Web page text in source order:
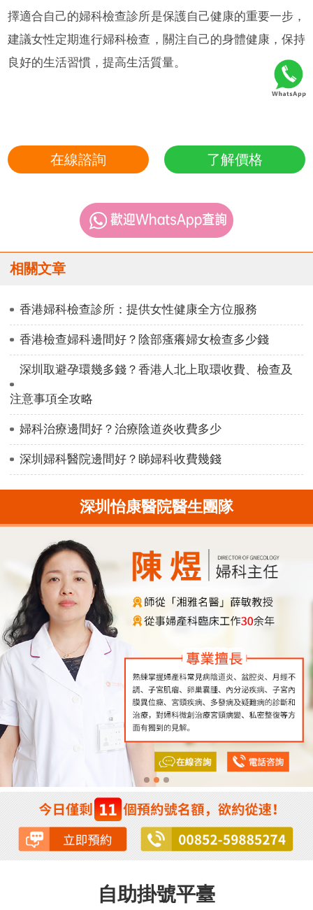
擇適合自己的婦科檢查診所是保護自己健康的重要一步，
建議女性定期進行婦科檢查，關注自己的身體健康，保持
良好的生活習慣，提高生活質量。
在線諮詢 了解價格
相關文章
香港婦科檢查診所：提供女性健康全方位服務
香港檢查婦科邊間好？陰部瘙癢婦女檢查多少錢
深圳取避孕環幾多錢？香港人北上取環收費、檢查及
注意事項全攻略
婦科治療邊間好？治療陰道炎收費多少
深圳婦科醫院邊間好？睇婦科收費幾錢
深圳怡康醫院醫生團隊
自助掛號平臺